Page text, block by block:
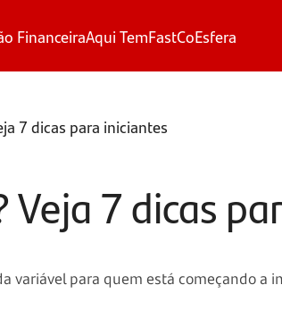
FinanceiraAqui TemFastCoEsfera
7 dicas para iniciantes
7 dicas
variável para quem está começando a